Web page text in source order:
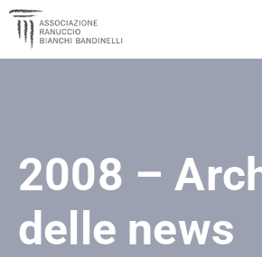
DOCUMENTI
PUBBLICAZIONI
2008 –
delle news